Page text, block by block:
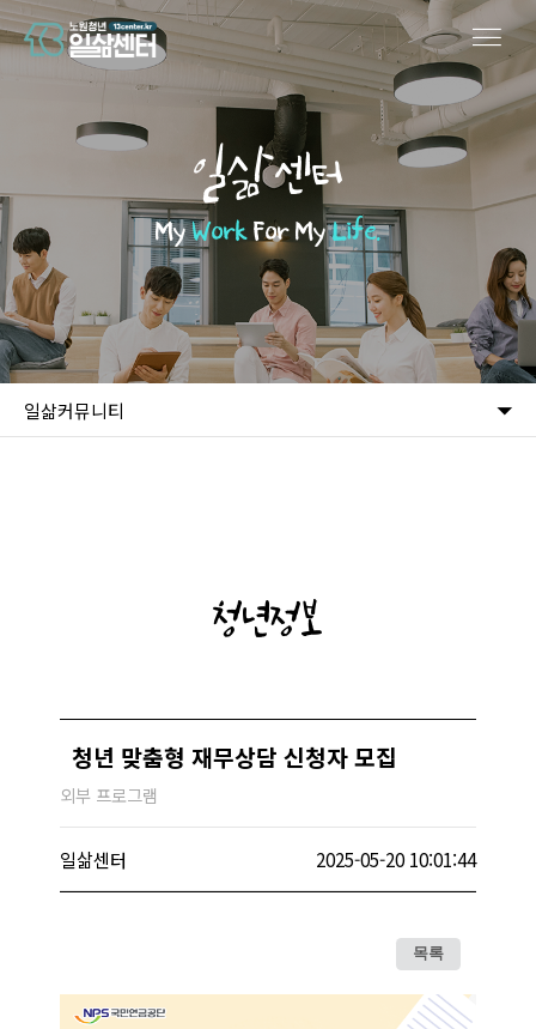
일삶센터
MyWorkFor MyLife.
일삶커뮤니티
청년정보
청년 맞춤형 재무상담 신청자 모집
외부 프로그램
일삶센터 2025-05-20 10:01:44
목록